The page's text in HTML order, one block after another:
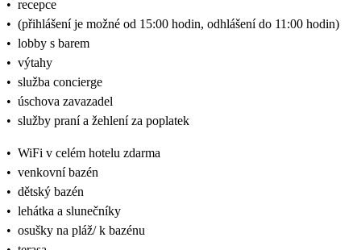
• recepce
• (přihlášení je možné od 15:00 hodin, odhlášení do 11:00 hodin)
• lobby s barem
• výtahy
• služba concierge
• úschova zavazadel
• služby praní a žehlení za poplatek
• WiFi v celém hotelu zdarma
• venkovní bazén
• dětský bazén
• lehátka a slunečníky
• osušky na pláž/ k bazénu